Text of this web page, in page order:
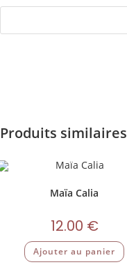
Produits similaires
Maïa Calia
12.00 €
Ajouter au panier